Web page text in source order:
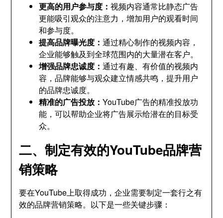
更高的用户参与度：视频内容通常比静态广告
更能吸引观众的注意力，增加用户的观看时间
和参与度。
提高品牌曝光度：通过精心制作的视频内容，
企业能够触及到全球范围内的大量潜在客户。
增强品牌忠诚度：通过有趣、有价值的视频内
容，品牌能够与观众建立情感共鸣，提升用户
的品牌忠诚度。
精准的广告投放：YouTube广告的精准投放功
能，可以帮助企业将广告展示给潜在的目标受
众。
二、制定有效的YouTube品牌营
销策略
要在YouTube上取得成功，企业需要制定一套行之有
效的品牌营销策略。以下是一些关键步骤：